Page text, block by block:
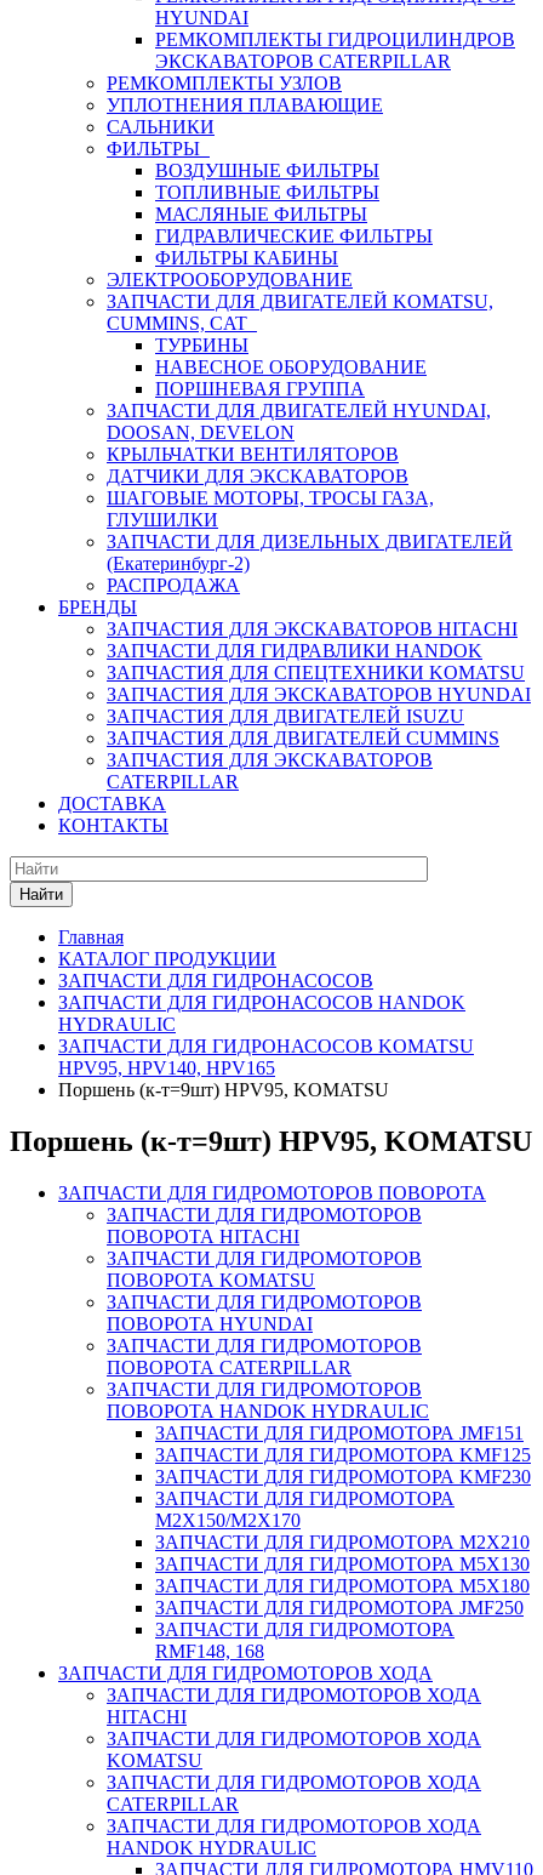
HYUNDAI
РЕМКОМПЛЕКТЫ ГИДРОЦИЛИНДРОВ
ЭКСКАВАТОРОВ CATERPILLAR
РЕМКОМПЛЕКТЫ УЗЛОВ
УПЛОТНЕНИЯ ПЛАВАЮЩИЕ
САЛЬНИКИ
ФИЛЬТРЫ
ВОЗДУШНЫЕ ФИЛЬТРЫ
ТОПЛИВНЫЕ ФИЛЬТРЫ
МАСЛЯНЫЕ ФИЛЬТРЫ
ГИДРАВЛИЧЕСКИЕ ФИЛЬТРЫ
ФИЛЬТРЫ КАБИНЫ
ЭЛЕКТРООБОРУДОВАНИЕ
ЗАПЧАСТИ ДЛЯ ДВИГАТЕЛЕЙ KOMATSU,
CUMMINS, CAT
ТУРБИНЫ
НАВЕСНОЕ ОБОРУДОВАНИЕ
ПОРШНЕВАЯ ГРУППА
ЗАПЧАСТИ ДЛЯ ДВИГАТЕЛЕЙ HYUNDAI,
DOOSAN, DEVELON
КРЫЛЬЧАТКИ ВЕНТИЛЯТОРОВ
ДАТЧИКИ ДЛЯ ЭКСКАВАТОРОВ
ШАГОВЫЕ МОТОРЫ, ТРОСЫ ГАЗА,
ГЛУШИЛКИ
ЗАПЧАСТИ ДЛЯ ДИЗЕЛЬНЫХ ДВИГАТЕЛЕЙ
(Екатеринбург-2)
РАСПРОДАЖА
БРЕНДЫ
ЗАПЧАСТИЯ ДЛЯ ЭКСКАВАТОРОВ HITACHI
ЗАПЧАСТИ ДЛЯ ГИДРАВЛИКИ HANDOK
ЗАПЧАСТИЯ ДЛЯ СПЕЦТЕХНИКИ KOMATSU
ЗАПЧАСТИЯ ДЛЯ ЭКСКАВАТОРОВ HYUNDAI
ЗАПЧАСТИЯ ДЛЯ ДВИГАТЕЛЕЙ ISUZU
ЗАПЧАСТИЯ ДЛЯ ДВИГАТЕЛЕЙ CUMMINS
ЗАПЧАСТИЯ ДЛЯ ЭКСКАВАТОРОВ
CATERPILLAR
ДОСТАВКА
КОНТАКТЫ
Найти
Главная
КАТАЛОГ ПРОДУКЦИИ
ЗАПЧАСТИ ДЛЯ ГИДРОНАСОСОВ
ЗАПЧАСТИ ДЛЯ ГИДРОНАСОСОВ HANDOK
HYDRAULIC
ЗАПЧАСТИ ДЛЯ ГИДРОНАСОСОВ KOMATSU
HPV95, HPV140, HPV165
Поршень (к-т=9шт) HPV95, KOMATSU
Поршень (к-т=9шт) HPV95, KOMATSU
ЗАПЧАСТИ ДЛЯ ГИДРОМОТОРОВ ПОВОРОТА
ЗАПЧАСТИ ДЛЯ ГИДРОМОТОРОВ
ПОВОРОТА HITACHI
ЗАПЧАСТИ ДЛЯ ГИДРОМОТОРОВ
ПОВОРОТА KOMATSU
ЗАПЧАСТИ ДЛЯ ГИДРОМОТОРОВ
ПОВОРОТА HYUNDAI
ЗАПЧАСТИ ДЛЯ ГИДРОМОТОРОВ
ПОВОРОТА CATERPILLAR
ЗАПЧАСТИ ДЛЯ ГИДРОМОТОРОВ
ПОВОРОТА HANDOK HYDRAULIC
ЗАПЧАСТИ ДЛЯ ГИДРОМОТОРА JMF151
ЗАПЧАСТИ ДЛЯ ГИДРОМОТОРА KMF125
ЗАПЧАСТИ ДЛЯ ГИДРОМОТОРА KMF230
ЗАПЧАСТИ ДЛЯ ГИДРОМОТОРА
M2X150/M2X170
ЗАПЧАСТИ ДЛЯ ГИДРОМОТОРА M2X210
ЗАПЧАСТИ ДЛЯ ГИДРОМОТОРА M5X130
ЗАПЧАСТИ ДЛЯ ГИДРОМОТОРА M5X180
ЗАПЧАСТИ ДЛЯ ГИДРОМОТОРА JMF250
ЗАПЧАСТИ ДЛЯ ГИДРОМОТОРА
RMF148, 168
ЗАПЧАСТИ ДЛЯ ГИДРОМОТОРОВ ХОДА
ЗАПЧАСТИ ДЛЯ ГИДРОМОТОРОВ ХОДА
HITACHI
ЗАПЧАСТИ ДЛЯ ГИДРОМОТОРОВ ХОДА
KOMATSU
ЗАПЧАСТИ ДЛЯ ГИДРОМОТОРОВ ХОДА
CATERPILLAR
ЗАПЧАСТИ ДЛЯ ГИДРОМОТОРОВ ХОДА
HANDOK HYDRAULIC
ЗАПЧАСТИ ДЛЯ ГИДРОМОТОРА HMV110